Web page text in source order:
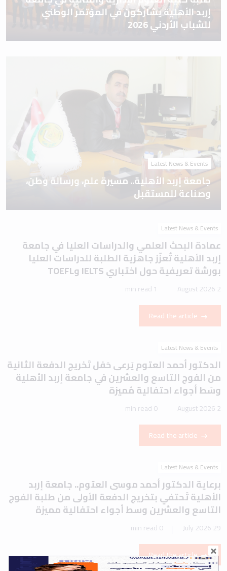
Latest News & Events
جامعة إربد الأهلية.. مسيرة علم، ورسالة وطن،
وصناعة للمستقبل
Latest News & Events
عمادة البحث العلمي والدراسات العليا في جامعة
إربد الأهلية تُعزّز جاهزية الطلبة للدراسات العليا
بورشة تعريفية حول اختباري IELTS وTOEFL
2 August 2026
1 min read
Latest News & Events
الدكتور أحمد العتوم يَرعى حَفل تَخريج الدفعة الثانية
من الفوج التاسع والعشرين في جامعة إربد الأهلية
وسَط أجواء احتفالية مُميزة
2 August 2026
0 min read
Read the article
Latest News & Events
برعاية الدكتور أحمد موسى العتوم.. جامعة إربد
الأهلية تَحتفي بتخريج الدفعة الأولى من طلبة الفوج
التاسع والعشرين وسط أجواء احتفالية مميزة
29 July 2026
0 min read
Read the article
Latest News & Events
جامعة إربد الأهلية تُوقّع مذكرة تفاهم مع جامعة
المدينة عجمان لتعزيز التعاون الأكاديمي والبحثي
وتوسيع آفاق الشراكة الدولية
29 July 2026
0 min read